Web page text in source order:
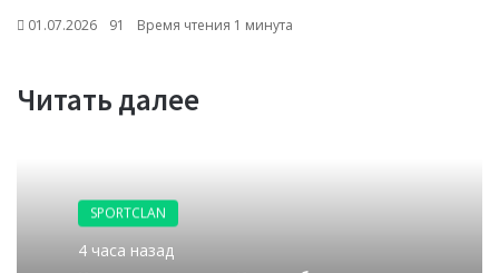
01.07.2026 91 Время чтения 1 минута
Читать далее
SPORTCLAN
4 часа назад